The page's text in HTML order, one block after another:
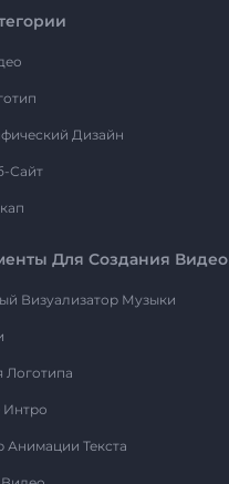
Дизайн
Сайт
Для Создания Видео
Визуализатор Музыки
Логотипа
Интро
Анимации Текста